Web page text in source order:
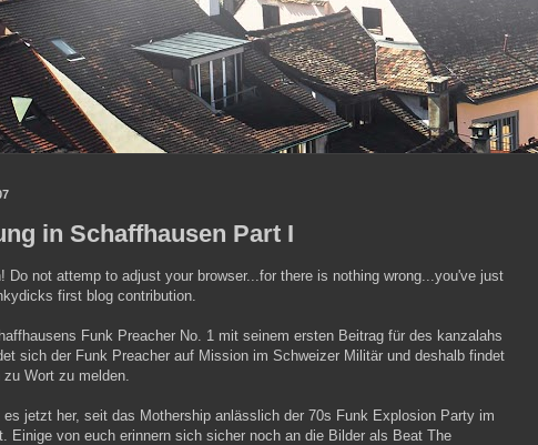
in Schaffhausen Part I
Do not attemp to adjust your browser...for there is nothing wrong...you've just
first blog contribution.
Funk Preacher No. 1 mit seinem ersten Beitrag für des kanzalahs
sich der Funk Preacher auf Mission im Schweizer Militär und deshalb findet
Wort zu melden.
jetzt her, seit das Mothership anlässlich der 70s Funk Explosion Party im
Einige von euch erinnern sich sicher noch an die Bilder als Beat The